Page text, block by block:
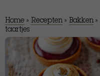
Home » Recepten » Bakken »
taartjes